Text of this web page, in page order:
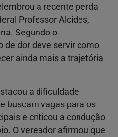
a recente perda
Professor Alcides,
Segundo o
de dor deve servir como
ainda mais a trajetória
a dificuldade
buscam vagas para os
e criticou a condução
O vereador afirmou que